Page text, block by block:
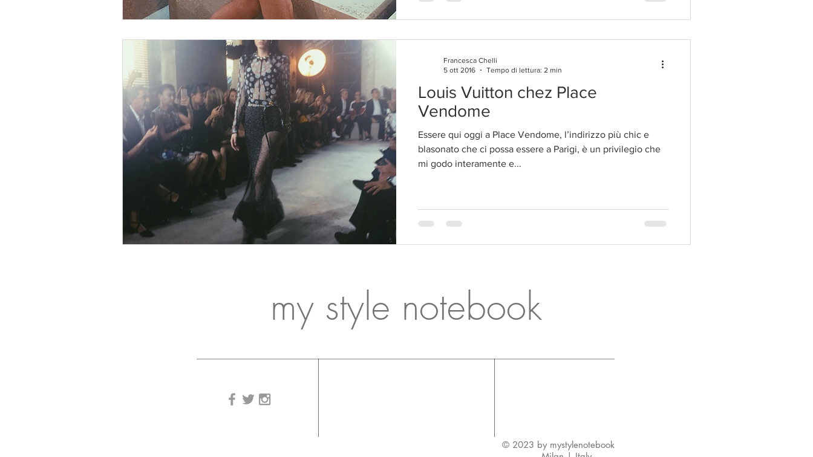
Louis Vuitton chez Place
Vendome
Essere qui oggi a Place Vendome, l’indirizzo più chic e
blasonato che ci possa essere a Parigi, è un privilegio che
mi godo interamente e...
Francesca Chelli
5 ott 2016
Tempo di lettura: 2 min
my style notebook
© 2023 by mystylenotebook